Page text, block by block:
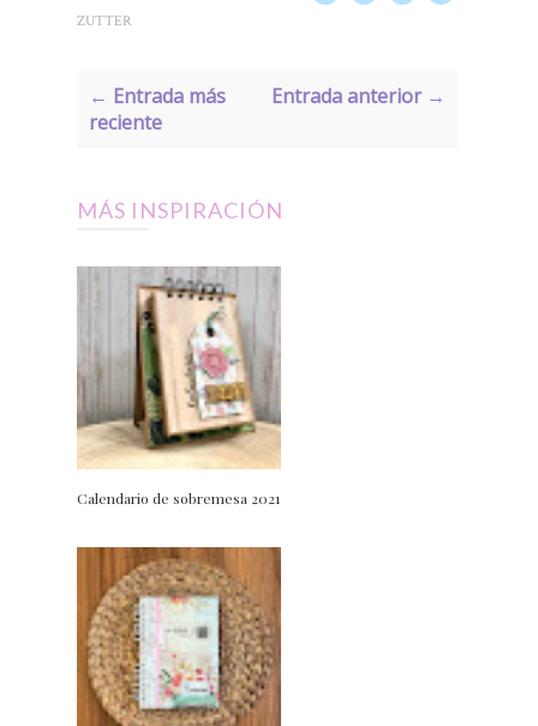
ZUTTER
← Entrada más
reciente
Entrada anterior →
MÁS INSPIRACIÓN
Calendario de sobremesa 2021